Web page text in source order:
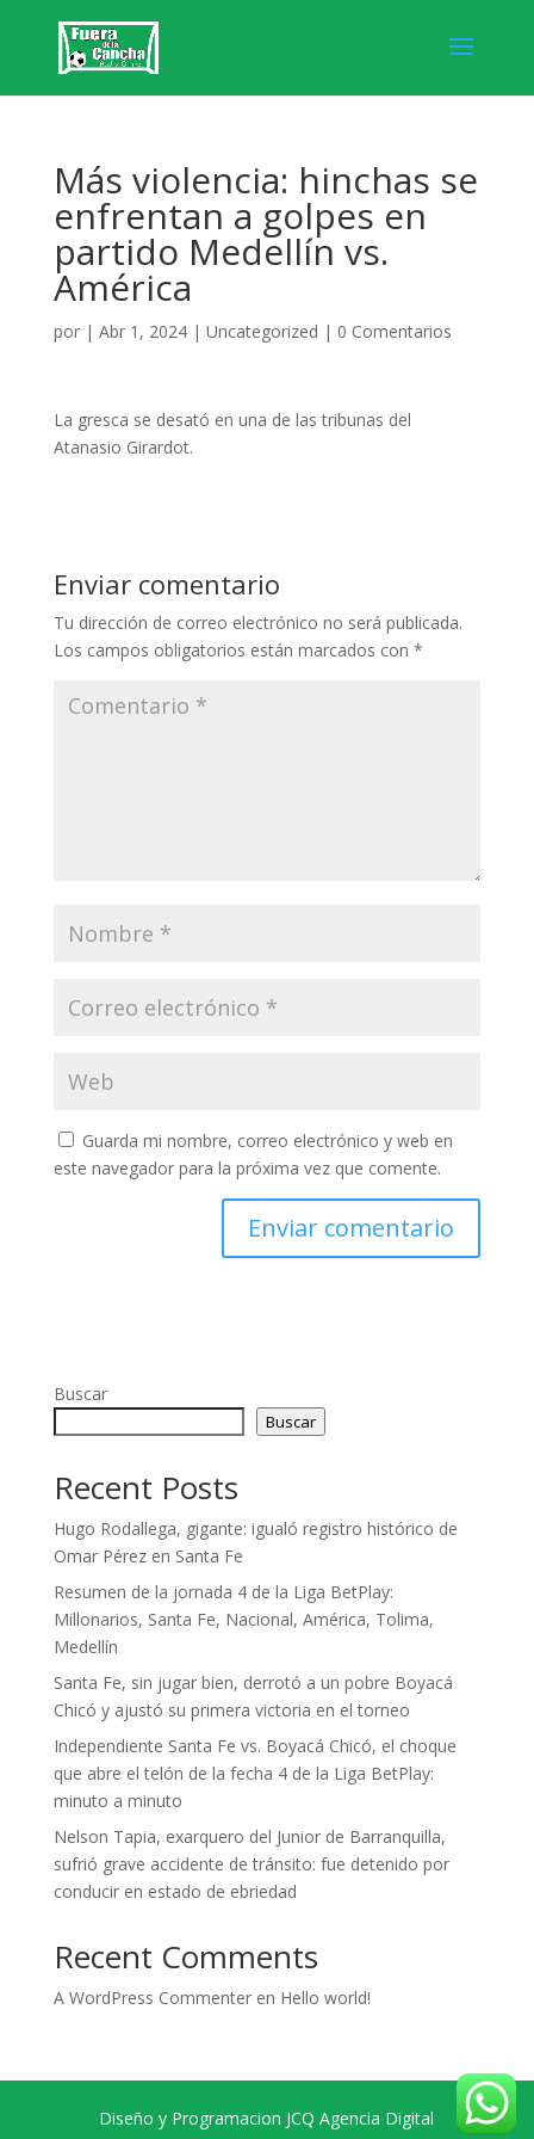
Más violencia: hinchas se
enfrentan a golpes en
partido Medellín vs.
América
por | Abr 1, 2024| Uncategorized | 0 Comentarios
La gresca se desató en una de las tribunas del
Atanasio Girardot.
Enviar comentario
Tu dirección de correo electrónico no será publicada.
Los campos obligatorios están marcados con *
Guarda mi nombre, correo electrónico y web en
este navegador para la próxima vez que comente.
Buscar
Buscar
Recent Posts
Hugo Rodallega, gigante: igualó registro histórico de
Omar Pérez en Santa Fe
Resumen de la jornada 4 de la Liga BetPlay:
Millonarios, Santa Fe, Nacional, América, Tolima,
Medellín
Santa Fe, sin jugar bien, derrotó a un pobre Boyacá
Chicó y ajustó su primera victoria en el torneo
Independiente Santa Fe vs. Boyacá Chicó, el choque
que abre el telón de la fecha 4 de la Liga BetPlay:
minuto a minuto
Nelson Tapia, exarquero del Junior de Barranquilla,
sufrió grave accidente de tránsito: fue detenido por
conducir en estado de ebriedad
Recent Comments
A WordPress Commenteren Hello world!
Diseño y Programacion JCQ Agencia Digital